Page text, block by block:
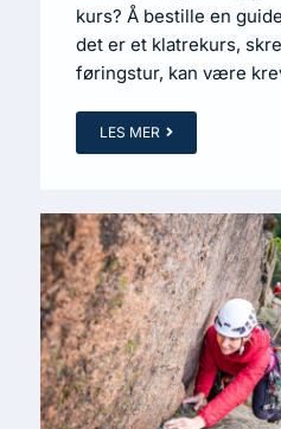
kurs? Å bestille en
det er et klatrekurs,
føringstur, kan være
LES MER